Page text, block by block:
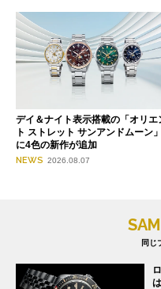
デイ＆ナイト表示搭載の「オリエ
ト ストレット サンアンドムーン」
に4色の新作が追加
NEWS 2026.08.07
同じ